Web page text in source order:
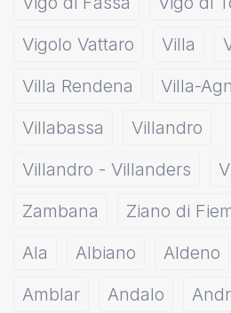
Vigolo Vattaro
Villa
Villa Rendena
Villa-
Villabassa
Villandro
Villandro - Villanders
Zambana
Ziano di
Ala
Albiano Aldeno
Amblar
Andalo